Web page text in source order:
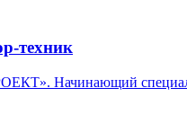
техник
Начинающий